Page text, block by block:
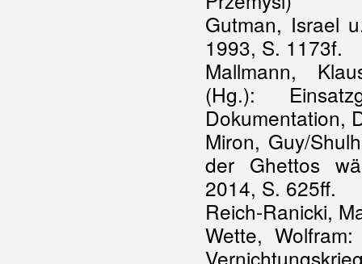
Gutman, Israel
1993, S. 1173f.
Mallmann,
(Hg.):
Dokumentation,
Miron, Guy/
der Ghettos
2014, S. 625ff.
Reich-Ranicki,
Wette,